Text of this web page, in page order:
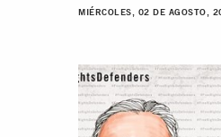
MIÉRCOLES, 02 DE AGOSTO,